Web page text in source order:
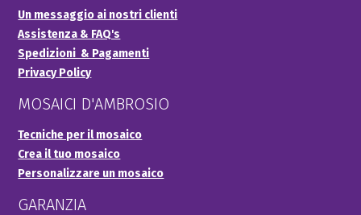
Un messaggio ai nostri clienti
Assistenza & FAQ's
Spedizioni & Pagamenti
Privacy Policy
MOSAICI D'AMBROSIO
Tecniche per il mosaico
Crea il tuo mosaico
Personalizzare un mosaico
GARANZIA